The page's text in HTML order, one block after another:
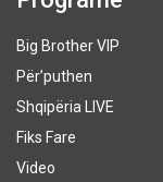
Big Brother VIP
Për’puthen
Shqipëria LIVE
Fiks Fare
Video